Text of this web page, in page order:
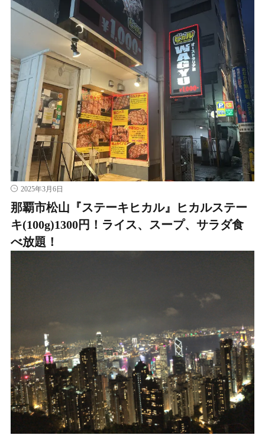
2025年3月6日
那覇市松山『ステーキヒカル』ヒカルステー
キ(100g)1300円！ライス、スープ、サラダ食
べ放題！